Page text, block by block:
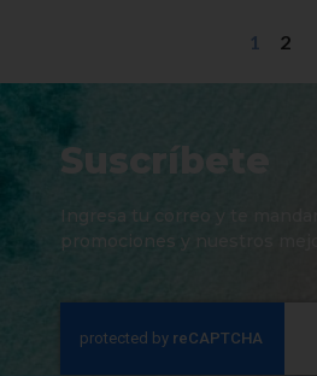
1 2
Suscríbete
Ingresa tu correo y te
promociones y nuestros